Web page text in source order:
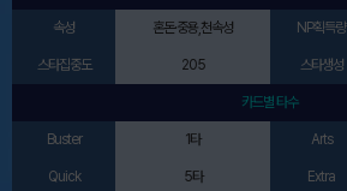
속성 혼돈·중용,천속성 NP획득량
스타집중도 205 스타생성
카드별 타수
Buster 1타 Arts
Quick 5타 Extra